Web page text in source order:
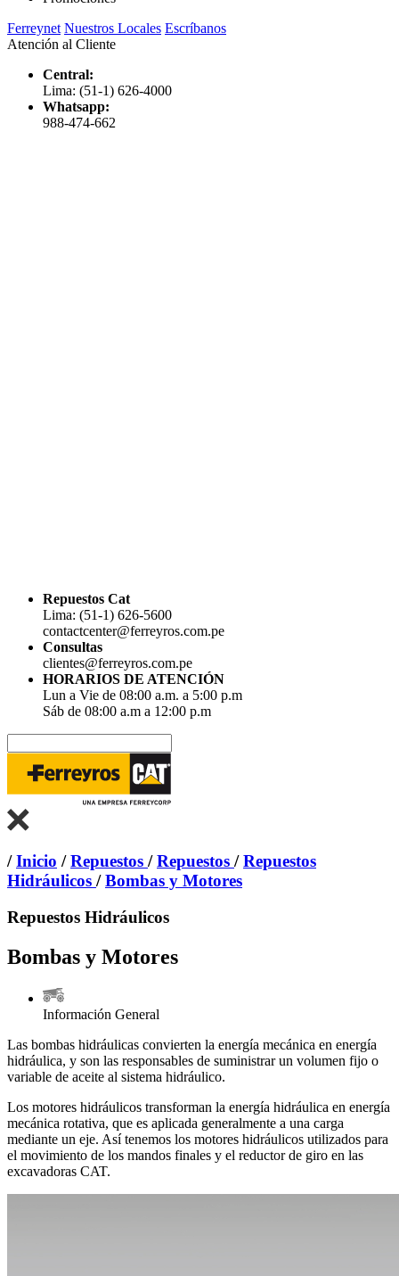
Ferreynet Nuestros Locales Escríbanos
Atención al Cliente
Central:
Lima: (51-1) 626-4000
Whatsapp:
988-474-662
Repuestos Cat
Lima: (51-1) 626-5600
contactcenter@ferreyros.com.pe
Consultas
clientes@ferreyros.com.pe
HORARIOS DE ATENCIÓN
Lun a Vie de 08:00 a.m. a 5:00 p.m
Sáb de 08:00 a.m a 12:00 p.m
/Inicio /Repuestos /Repuestos /Repuestos
Hidráulicos /Bombas y Motores
Repuestos Hidráulicos
Bombas y Motores
Información General
Las bombas hidráulicas convierten la energía mecánica en energía
hidráulica, y son las responsables de suministrar un volumen fijo o
variable de aceite al sistema hidráulico.
Los motores hidráulicos transforman la energía hidráulica en energía
mecánica rotativa, que es aplicada generalmente a una carga
mediante un eje. Así tenemos los motores hidráulicos utilizados para
el movimiento de los mandos finales y el reductor de giro en las
excavadoras CAT.